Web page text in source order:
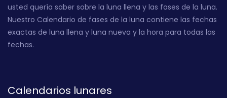
usted quería saber sobre la luna llena y las fases de la luna.
Nuestro Calendario de fases de la luna contiene las fechas
exactas de luna llena y luna nueva y la hora para todas las
fechas.
Calendarios lunares